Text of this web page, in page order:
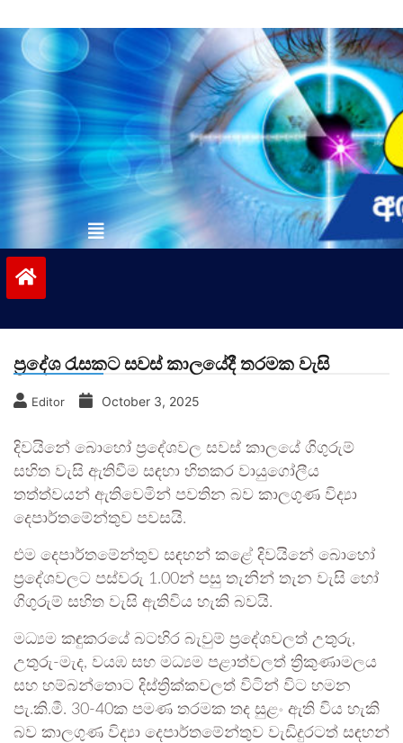
to
contentvinivida.lk
ප්‍රදේශ රැසකට සවස් කාලයේදී තරමක වැසි
Editor October 3, 2025
දිවයිනේ බොහෝ ප්‍රදේශවල සවස් කාලයේ ගිගුරුම්
සහිත වැසි ඇතිවීම සඳහා හිතකර වායුගෝලීය
තත්ත්වයන් ඇතිවෙමින් පවතින බව කාලගුණ විද්‍යා
දෙපාර්තමේන්තුව පවසයි.
එම දෙපාර්තමේන්තුව සඳහන් කළේ දිවයිනේ බොහෝ
ප්‍රදේශවලට පස්වරු 1.00න් පසු තැනින් තැන වැසි හෝ
ගිගුරුම් සහිත වැසි ඇතිවිය හැකි බවයි.
මධ්‍යම කඳුකරයේ බටහිර බැවුම් ප්‍රදේශවලත් උතුරු,
උතුරු-මැද, වයඹ සහ මධ්‍යම පළාත්වලත් ත්‍රිකුණාමලය
සහ හම්බන්තොට දිස්ත්‍රික්කවලත් විටින් විට හමන
පැ.කි.මී. 30-40ක පමණ තරමක තද සුළං ඇති විය හැකි
බව කාලගුණ විද්‍යා දෙපාර්තමේන්තුව වැඩිදුරටත් සඳහන්